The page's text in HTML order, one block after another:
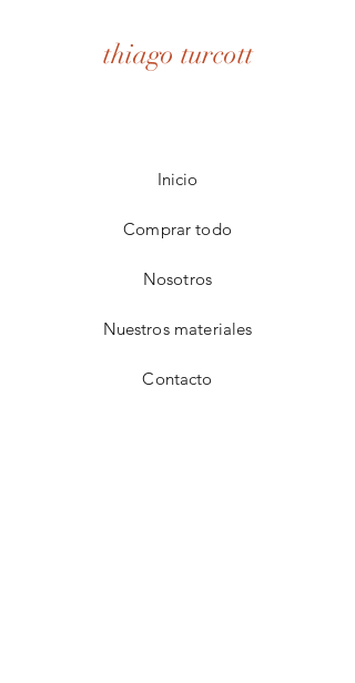
thiago turcott
Inicio
Comprar todo
Nosotros
Nuestros materiales
Contacto